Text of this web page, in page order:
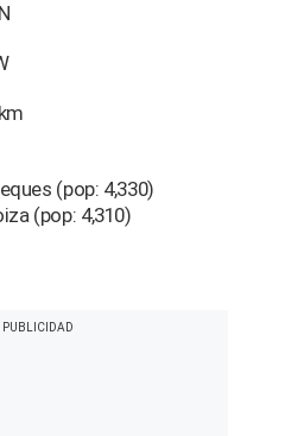
(pop: 4,330)
(pop: 4,310)